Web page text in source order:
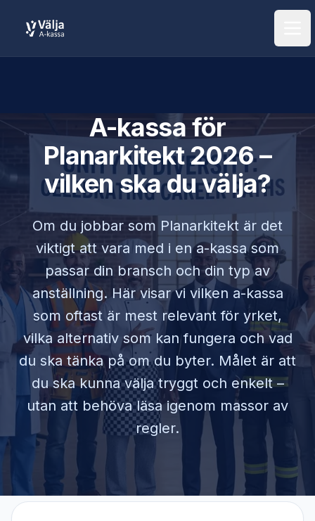
A-kassa för
Planarkitekt2026 –
vilken ska du välja?
Om du jobbar som Planarkitekt är det
viktigt att vara med i en a-kassa som
passar din bransch och din typ av
anställning. Här visar vi vilken a-kassa
som oftast är mest relevant för yrket,
vilka alternativ som kan fungera och vad
du ska tänka på om du byter. Målet är att
du ska kunna välja tryggt och enkelt –
utan att behöva läsa igenom massor av
regler.